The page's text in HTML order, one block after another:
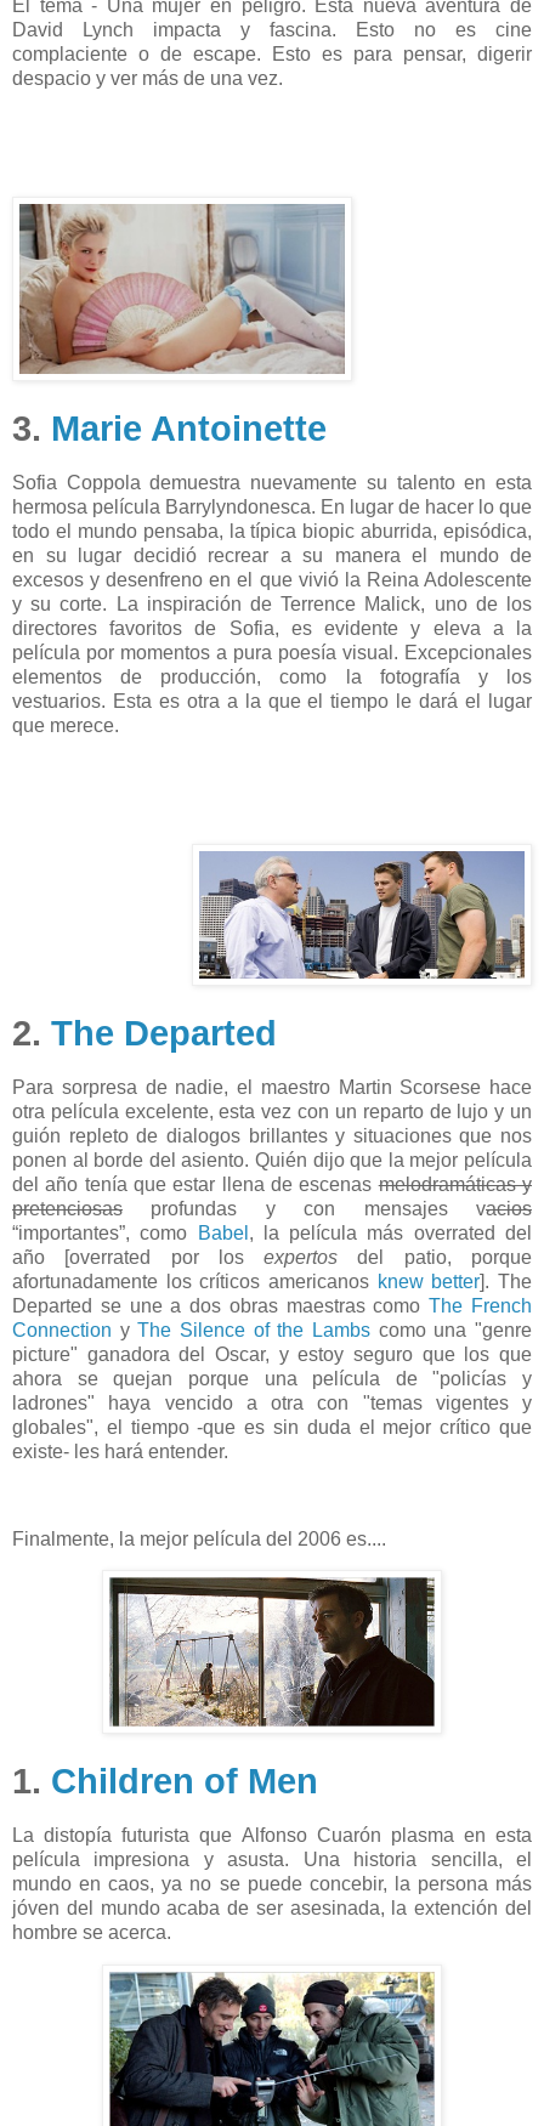
El tema - Una mujer en peligro. Esta nueva aventura de
David Lynch impacta y fascina. Esto no es cine
complaciente o de escape. Esto es para pensar, digerir
despacio y ver más de una vez.
3. Marie Antoinette
Sofia Coppola demuestra nuevamente su talento en esta
hermosa película Barrylyndonesca. En lugar de hacer lo que
todo el mundo pensaba, la típica biopic aburrida, episódica,
en su lugar decidió recrear a su manera el mundo de
excesos y desenfreno en el que vivió la Reina Adolescente
y su corte. La inspiración de Terrence Malick, uno de los
directores favoritos de Sofia, es evidente y eleva a la
película por momentos a pura poesía visual. Excepcionales
elementos de producción, como la fotografía y los
vestuarios. Esta es otra a la que el tiempo le dará el lugar
que merece.
2. The Departed
Para sorpresa de nadie, el maestro Martin Scorsese hace
otra película excelente, esta vez con un reparto de lujo y un
guión repleto de dialogos brillantes y situaciones que nos
ponen al borde del asiento. Quién dijo que la mejor película
del año tenía que estar llena de escenasmelodramáticas y
pretenciosas profundas y con mensajes vacios
“importantes”, como
Babel , la película más overrated del
año [overrated por losexpertos del patio, porque
afortunadamente los críticos americanos knew better]. The
Departed se une a dos obras maestras comoThe French
Connection yThe Silence of the Lambs como una "genre
picture" ganadora del Oscar, y estoy seguro que los que
ahora se quejan porque una película de "policías y
ladrones" haya vencido a otra con "temas vigentes y
globales", el tiempo -que es sin duda el mejor crítico que
existe- les hará entender.
Finalmente, la mejor película del 2006 es....
1. Children of Men
La distopía futurista que Alfonso Cuarón plasma en esta
película impresiona y asusta. Una historia sencilla, el
mundo en caos, ya no se puede concebir, la persona más
jóven del mundo acaba de ser asesinada, la extención del
hombre se acerca.